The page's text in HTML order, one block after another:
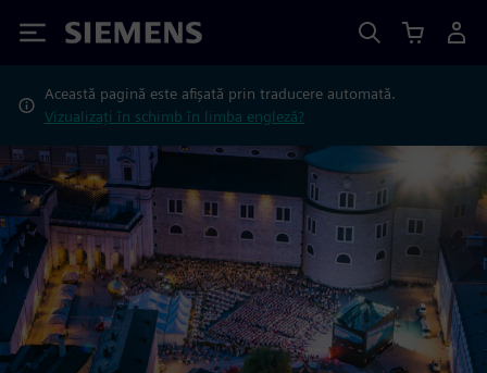
Siemens
Această pagină este afișată prin traducere automată.
Vizualizați în schimb în limba engleză?